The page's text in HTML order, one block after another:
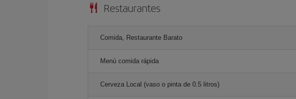
Restaurantes
Comida, Restaurante Barato
Menú comida rápida
Cerveza Local (vaso o pinta de 0.5 litros)